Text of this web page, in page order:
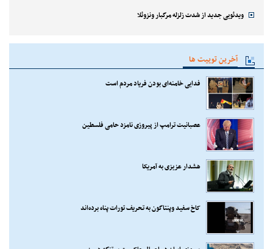
ویدئویی جدید از شدت زلزله مرگبار ونزوئلا
آخرین توییت ها
فدایی خامنه‌ای بودن فریاد مردم است
عصبانیت ترامپ از پیروزی نامزد حامی فلسطین
هشدار عزیزی به آمریکا
کاخ سفید وپنتاگون به تحریف تورات پناه برده‌اند